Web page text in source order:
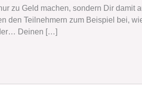
zu Geld machen, sondern Dir damit
den Teilnehmern zum Beispiel bei,
Deinen […]